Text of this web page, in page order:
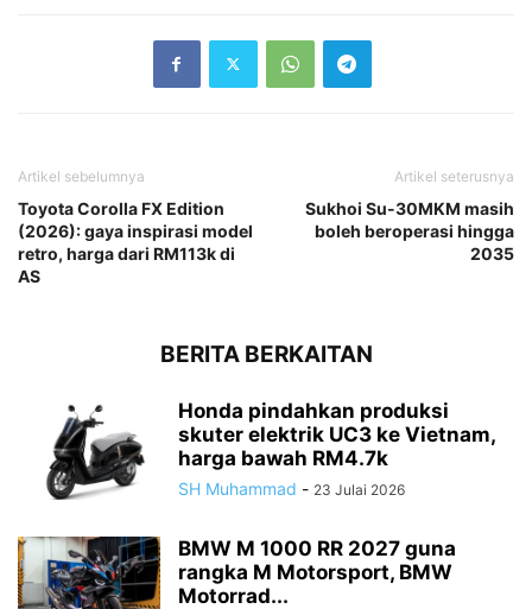
Artikel sebelumnya
Toyota Corolla FX Edition
(2026): gaya inspirasi model
retro, harga dari RM113k di
AS
Artikel seterusnya
Sukhoi Su-30MKM masih
boleh beroperasi hingga
2035
BERITA BERKAITAN
Honda pindahkan produksi
skuter elektrik UC3 ke Vietnam,
harga bawah RM4.7k
SH Muhammad - 23 Julai 2026
BMW M 1000 RR 2027 guna
rangka M Motorsport, BMW
Motorrad...